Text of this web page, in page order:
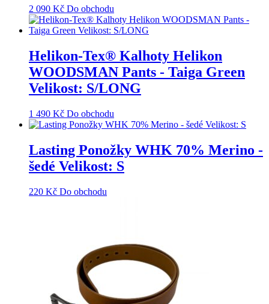
2 090 Kč Do obchodu
Helikon-Tex® Kalhoty Helikon
WOODSMAN Pants - Taiga Green
Velikost: S/LONG
1 490 Kč Do obchodu
Lasting Ponožky WHK 70% Merino -
šedé Velikost: S
220 Kč Do obchodu